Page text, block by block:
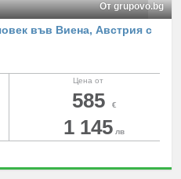
От grupovo.bg
във Виена, Австрия с
Цена от
585 €
1 145 лв